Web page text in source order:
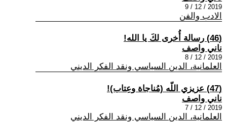
2019 / 12 / 9
الادب والفن
(46) رسالة أُخرى لكَ يا الله!
ناني واصف
2019 / 12 / 8
العلمانية، الدين السياسي ونقد الفكر الديني
(47) عزيزي اللّه (مُناجاة وعِتاب)!
ناني واصف
2019 / 12 / 7
العلمانية، الدين السياسي ونقد الفكر الديني